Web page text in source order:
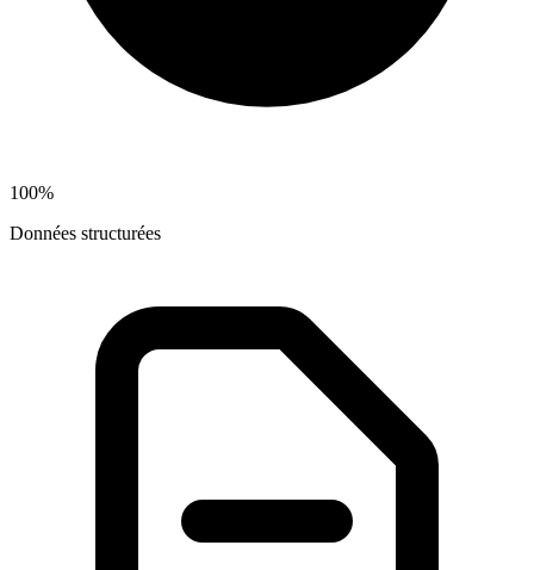
100%
Données structurées